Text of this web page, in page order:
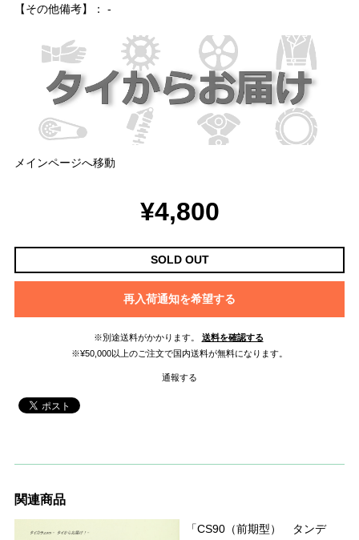
【その他備考】： -
メインページへ移動
¥4,800
SOLD OUT
再入荷通知を希望する
※別途送料がかかります。
送料を確認する
※¥50,000以上のご注文で国内送料が無料になります。
通報する
関連商品
「CS90（前期型） タンデ